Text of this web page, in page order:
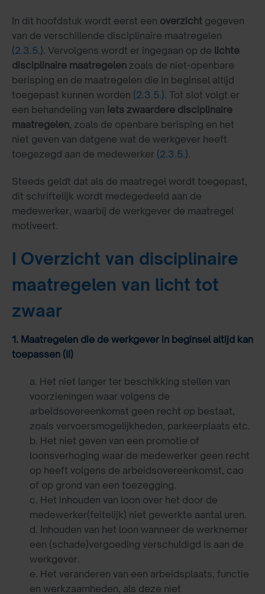
In dit hoofdstuk wordt eerst een overzicht gegeven
van de verschillende disciplinaire maatregelen
(2.3.5.). Vervolgens wordt er ingegaan op de lichte
disciplinaire maatregelen zoals de niet-openbare
berisping en de maatregelen die in beginsel altijd
toegepast kunnen worden (2.3.5.). Tot slot volgt er
een behandeling van iets zwaardere disciplinaire
maatregelen, zoals de openbare berisping en het
niet geven van datgene wat de werkgever heeft
toegezegd aan de medewerker (2.3.5.).
Steeds geldt dat als de maatregel wordt toegepast,
dit schriftelijk wordt medegedeeld aan de
medewerker, waarbij de werkgever de maatregel
motiveert.
I Overzicht van disciplinaire
maatregelen van licht tot
zwaar
1. Maatregelen die de werkgever in beginsel altijd kan
toepassen (II)
a. Het niet langer ter beschikking stellen van
voorzieningen waar volgens de
arbeidsovereenkomst geen recht op bestaat,
zoals vervoersmogelijkheden, parkeerplaats etc.
b. Het niet geven van een promotie of
loonsverhoging waar de medewerker geen recht
op heeft volgens de arbeidsovereenkomst, cao
of op grond van een toezegging.
c. Het inhouden van loon over het door de
medewerker(feitelijk) niet gewerkte aantal uren.
d. Inhouden van het loon wanneer de werknemer
een (schade)vergoeding verschuldigd is aan de
werkgever.
e. Het veranderen van een arbeidsplaats, functie
en werkzaamheden, als deze niet